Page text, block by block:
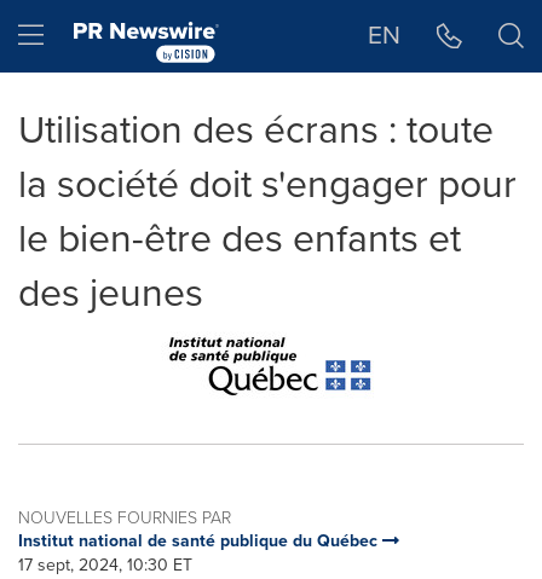
Hamburger menu EN
Utilisation des écrans : toute
la société doit s'engager pour
le bien-être des enfants et
des jeunes
NOUVELLES FOURNIES PAR
Institut national de santé publique du Québec
17 sept, 2024, 10:30 ET